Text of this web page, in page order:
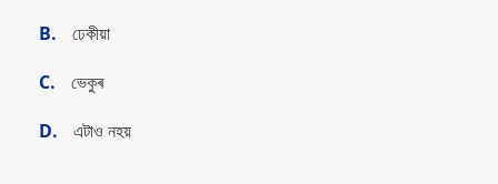
B.
ঢেকীয়া
C.
ভেকুৰ
D.
এটাও নহয়